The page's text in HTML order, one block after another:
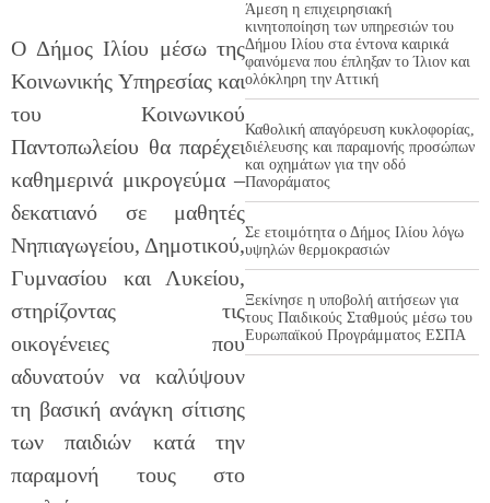
Ο Δήμος Ιλίου μέσω της
Κοινωνικής Υπηρεσίας και
του Κοινωνικού
Παντοπωλείου θα παρέχει
καθημερινά μικρογεύμα –
δεκατιανό σε μαθητές
Νηπιαγωγείου, Δημοτικού,
Γυμνασίου και Λυκείου,
στηρίζοντας τις
οικογένειες που
αδυνατούν να καλύψουν
τη βασική ανάγκη σίτισης
των παιδιών κατά την
παραμονή τους στο
Άμεση η επιχειρησιακή
κινητοποίηση των υπηρεσιών του
Δήμου Ιλίου στα έντονα καιρικά
φαινόμενα που έπληξαν το Ίλιον και
ολόκληρη την Αττική
Καθολική απαγόρευση κυκλοφορίας,
διέλευσης και παραμονής προσώπων
και οχημάτων για την οδό
Πανοράματος
Σε ετοιμότητα ο Δήμος Ιλίου λόγω
υψηλών θερμοκρασιών
Ξεκίνησε η υποβολή αιτήσεων για
τους Παιδικούς Σταθμούς μέσω του
Ευρωπαϊκού Προγράμματος ΕΣΠΑ